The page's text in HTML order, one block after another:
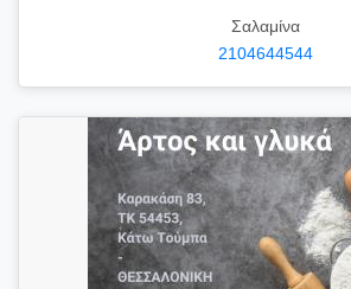
Σαλαμίνα
2104644544